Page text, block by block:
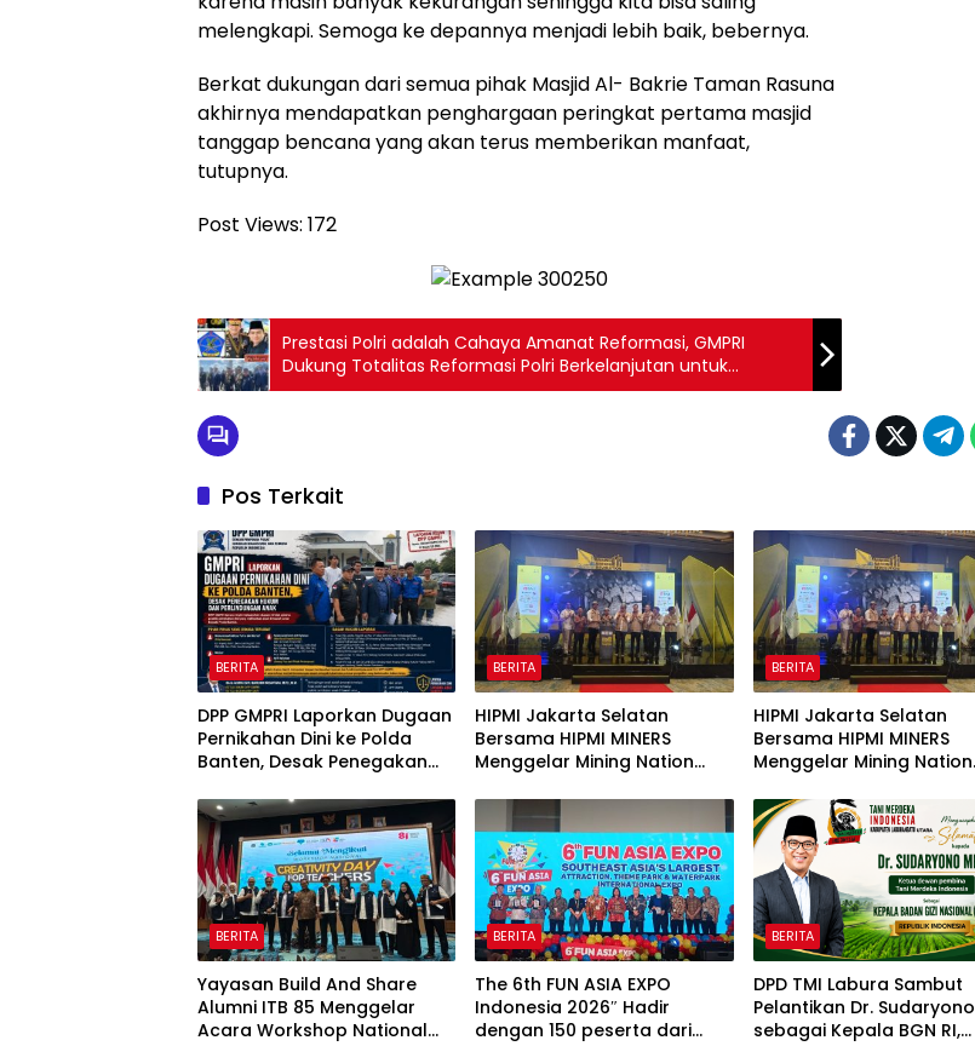
melengkapi. Semoga ke depannya menjadi lebih baik, bebernya.
Berkat dukungan dari semua pihak Masjid Al- Bakrie Taman Rasuna
akhirnya mendapatkan penghargaan peringkat pertama masjid
tanggap bencana yang akan terus memberikan manfaat,
tutupnya.
Post Views: 172
Prestasi Polri adalah Cahaya Amanat Reformasi, GMPRI
Dukung Totalitas Reformasi Polri Berkelanjutan untuk
Indonesia yang Lebih Bermartabat
Pos Terkait
BERITA
DPP GMPRI Laporkan Dugaan
Pernikahan Dini ke Polda
Banten, Desak Penegakan
Anak
BERITA
HIPMI Jakarta Selatan
Bersama HIPMI MINERS
Menggelar Mining Nation
Indah Golf Jakarta
BERITA
HIPMI Jakarta Selatan
Bersama HIPMI MINERS
Menggelar Mining Nation
Indah Golf Jakarta
BERITA
Yayasan Build And Share
Alumni ITB 85 Menggelar
Acara Workshop National
BERITA
The 6th FUN ASIA EXPO
Indonesia 2026″ Hadir
dengan 150 peserta dari
BERITA
DPD TMI Labura Sambut
Pelantikan Dr. Sudaryono
sebagai Kepala BGN RI,